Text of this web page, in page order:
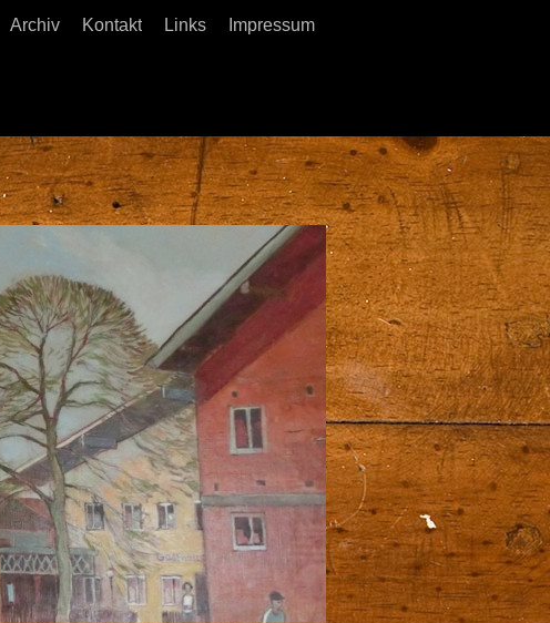
Archiv Kontakt Links Impressum